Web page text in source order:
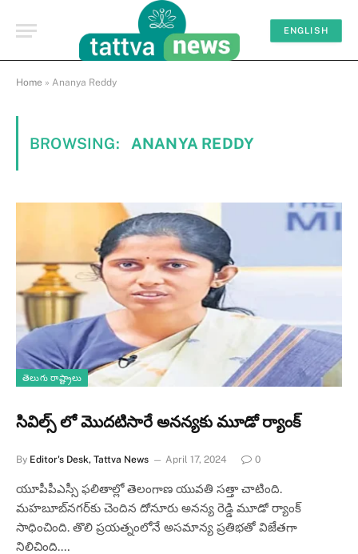
ENGLISH
Home » Ananya Reddy
BROWSING: ANANYA REDDY
తెలుగు రాష్ట్రాలు
సివిల్స్ లో మొదటిసారే అనన్యకు మూడో ర్యాంక్
By Editor's Desk, Tattva News April 17, 2024 0
యూపీపీఎస్సీ ఫలితాల్లో తెలంగాణ యువతి సత్తా చాటింది.
మహబూబ్‌నగర్‌కు చెందిన దోనూరు అనన్య రెడ్డి మూడో ర్యాంక్
సాధించింది. తొలి ప్రయత్నంలోనే అసమాన్య ప్రతిభతో విజేతగా
నిలిచింది.…